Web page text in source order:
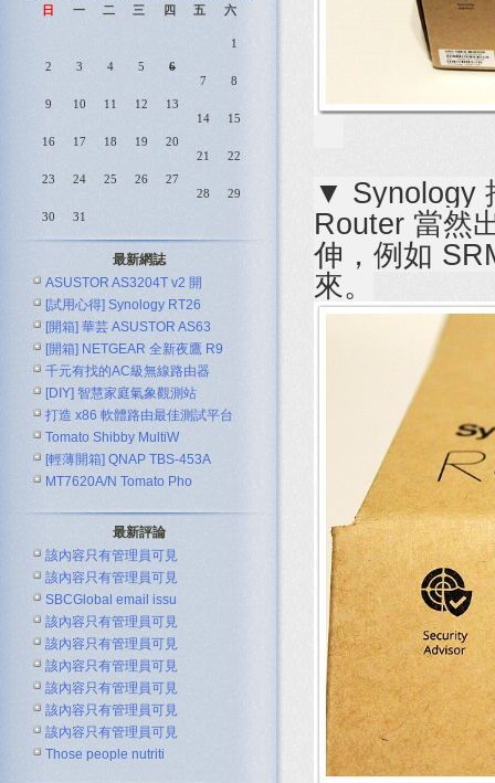
▼ Synology
Router 當然
伸，例如
來。
日
一 二 三 四 五 六
1
2
3 4 5
6
7
8
9
10 11 12
13
14
15
16
17 18 19
20
21
22
23
24 25 26
27
28
29
30
31
最新網誌
ASUSTOR AS3204T v2 開
[試用心得] Synology RT26
[開箱] 華芸 ASUSTOR AS63
[開箱] NETGEAR 全新夜鷹 R9
千元有找的AC級無線路由器
ASUS R
[DIY] 智慧家庭氣象觀測站
打造 x86 軟體路由最佳測試平台
Tomato Shibby MultiW
[輕薄開箱] QNAP TBS-453A
MT7620A/N Tomato Pho
最新評論
該內容只有管理員可見
該內容只有管理員可見
SBCGlobal email issu
該內容只有管理員可見
該內容只有管理員可見
該內容只有管理員可見
該內容只有管理員可見
該內容只有管理員可見
該內容只有管理員可見
Those people nutriti